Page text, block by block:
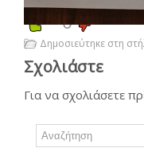
0
Δημοσιεύτηκε στη
Σχολιάστε
Για να σχολιάσετε